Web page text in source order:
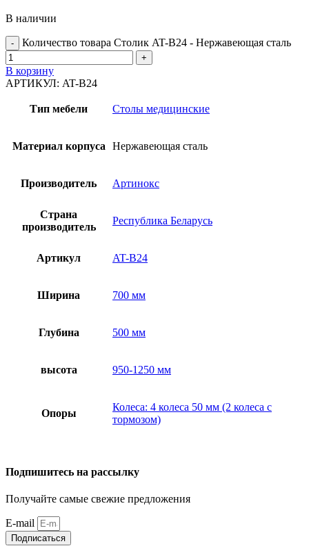
В наличии
Количество товара Столик AT-B24 - Нержавеющая сталь
В корзину
АРТИКУЛ: AT-B24
Тип мебели Столы медицинские
Материал корпуса Нержавеющая сталь
Производитель Артинокс
Страна
производитель
Республика Беларусь
Артикул AT-B24
Ширина 700 мм
Глубина 500 мм
высота 950-1250 мм
Опоры
Колеса: 4 колеса 50 мм (2 колеса с
тормозом)
Подпишитесь на рассылку
Получайте самые свежие предложения
E-mail
Подписаться